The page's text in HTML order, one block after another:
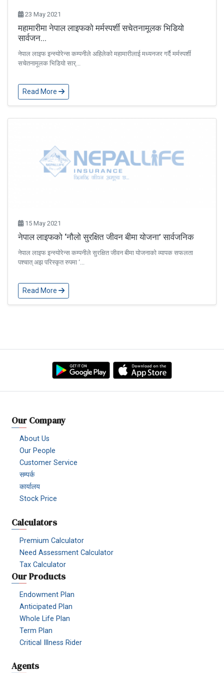
23 May 2021
महामारीमा नेपाल लाइफको मर्मस्पर्शी सचेतनामूलक भिडियो
सार्वजन...
नेपाल लाइफ इन्स्योरेन्स कम्पनीले अहिलेको महामारीलाई मध्यनजर गर्दै मर्मस्पर्शी
सचेतनामूलक भिडियो सार्...
Read More
15 May 2021
नेपाल लाइफको ‘नौलो सुरक्षित जीवन बीमा योजना’ सार्वजनिक
नेपाल लाइफ इन्स्योरेन्स कम्पनीले सुरक्षित जीवन बीमा योजनाको व्यापक सफलता
पश्चात् अझ परिस्कृत रुपमा ‘...
Read More
Our Company
About Us
Our People
Customer Service
सम्पर्क
कार्यालय
Stock Price
Calculators
Premium Calculator
Need Assessment Calculator
Tax Calculator
Our Products
Endowment Plan
Anticipated Plan
Whole Life Plan
Term Plan
Critical Illness Rider
Agents